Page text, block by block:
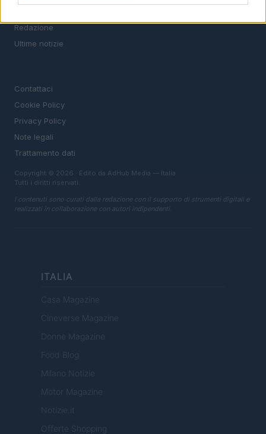
Redazione
Ultime notizie
Contattaci
Cookie Policy
Privacy Policy
Note legali
Trattamento dati
Copyright © 2026 · Edito da AdHub Media — Italia
Tutti i diritti riservati
I contenuti sono curati dalla redazione con il supporto di strumenti digitali e
realizzati in collaborazione con autori indipendenti.
ITALIA
Casa Magazine
Cineverse Magazine
Donne Magazine
Food Blog
Milano Notizie
Motor Magazine
Notizie.it
Offerte Shopping